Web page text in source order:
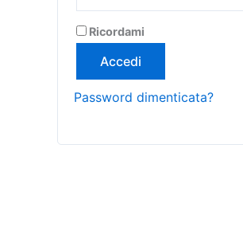
Ricordami
Accedi
Password dimenticata?